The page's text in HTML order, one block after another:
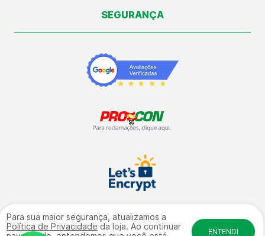
Para sua maior segurança, atualizamos a
Política de Privacidade da loja. Ao continuar
ENTENDI
SEGURANÇA